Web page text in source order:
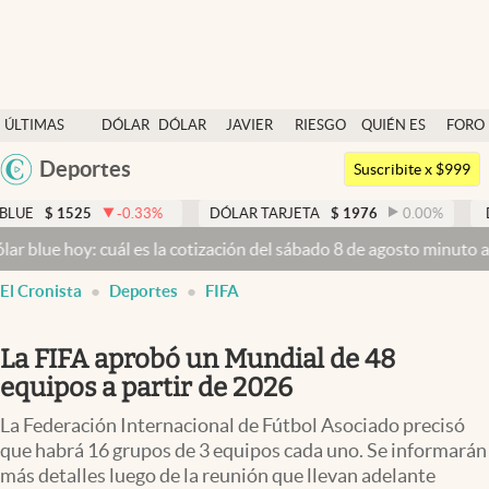
ÚLTIMAS
NOTICIAS
DÓLAR
DÓLAR
JAVIER
RIESGO
QUIÉN ES
QUIÉN
FORO
Argentina
México
Deportes
Dólar
Members
Economía y Política
Finanzas y Mercados
Mercados Online
Columnistas
Otras secciones
Apertura
Suscribite x $999
-0.33 % DÓLAR TARJETA $ 1976 0.00 % DÓLAR MEP
es la cotización del sábado 8 de agosto minuto a minuto
El Cronista Deportes FIFA
La FIFA aprobó un Mundial de 48
equipos a partir de 2026
La Federación Internacional de Fútbol Asociado precisó
que habrá 16 grupos de 3 equipos cada uno. Se informarán
más detalles luego de la reunión que llevan adelante